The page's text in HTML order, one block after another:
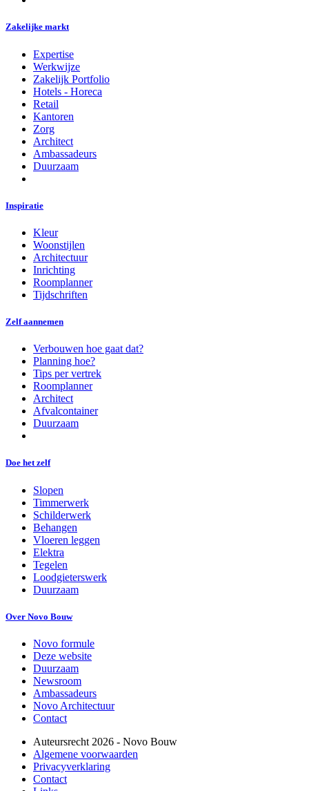
Zakelijke markt
Expertise
Werkwijze
Zakelijk Portfolio
Hotels - Horeca
Retail
Kantoren
Zorg
Architect
Ambassadeurs
Duurzaam
Inspiratie
Kleur
Woonstijlen
Architectuur
Inrichting
Roomplanner
Tijdschriften
Zelf aannemen
Verbouwen hoe gaat dat?
Planning hoe?
Tips per vertrek
Roomplanner
Architect
Afvalcontainer
Duurzaam
Doe het zelf
Slopen
Timmerwerk
Schilderwerk
Behangen
Vloeren leggen
Elektra
Tegelen
Loodgieterswerk
Duurzaam
Over Novo Bouw
Novo formule
Deze website
Duurzaam
Newsroom
Ambassadeurs
Novo Architectuur
Contact
Auteursrecht 2026 - Novo Bouw
Algemene voorwaarden
Privacyverklaring
Contact